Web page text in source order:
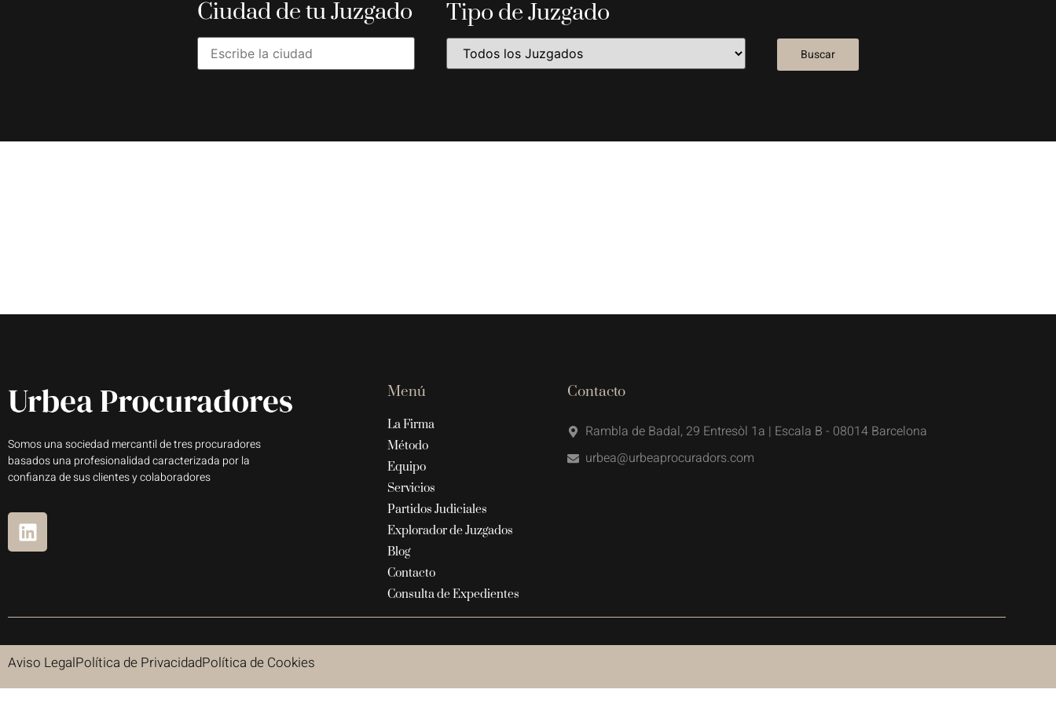
Ciudad de tu Juzgado Tipo de Juzgado
Somos una sociedad mercantil de tres procuradores
basados una profesionalidad caracterizada por la
confianza de sus clientes y colaboradores
Menú
La Firma
Método
Equipo
Servicios
Partidos Judiciales
Explorador de Juzgados
Blog
Contacto
Consulta de Expedientes
Contacto
Rambla de Badal, 29 Entresòl 1a | Escala B - 08014 Barcelona
urbea@urbeaprocuradors.com
Aviso LegalPolítica de PrivacidadPolítica de Cookies